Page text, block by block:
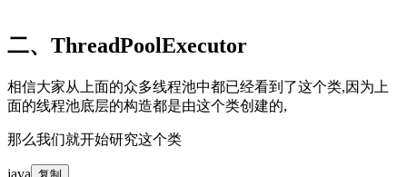
二、ThreadPoolExecutor
相信大家从上面的众多线程池中都已经看到了这个类,因为上
面的线程池底层的构造都是由这个类创建的,
那么我们就开始研究这个类
java 复制